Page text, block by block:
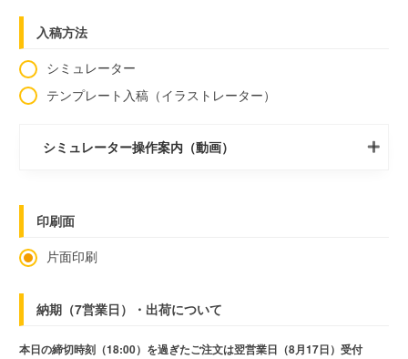
入稿方法
シミュレーター
テンプレート入稿（イラストレーター）
シミュレーター操作案内（動画）
印刷面
片面印刷
納期（7営業日）・出荷について
本日の締切時刻（18:00）を過ぎたご注文は翌営業日（8月17日）受付